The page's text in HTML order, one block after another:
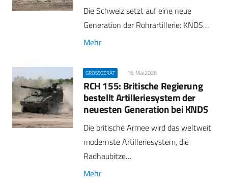
Die Schweiz setzt auf eine neue
Generation der Rohrartillerie: KNDS…
Mehr
GROSSGERÄT 16. Mai 2026
RCH 155: Britische Regierung
bestellt Artilleriesystem der
neuesten Generation bei KNDS
Die britische Armee wird das weltweit
modernste Artilleriesystem, die
Radhaubitze…
Mehr